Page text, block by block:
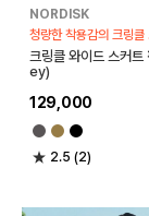
NORDISK
청량한 착용감의 크링클
크링클 와이드 스커
ey)
129,000
2.5 (2)